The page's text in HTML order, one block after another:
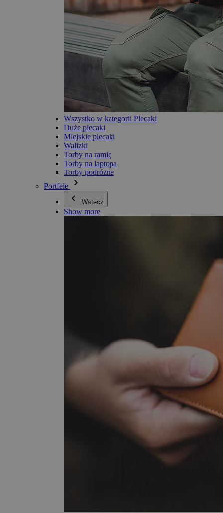
Wszystko w kategorii Plecaki
Duże plecaki
Miejskie plecaki
Walizki
Torby na ramię
Torby na laptopa
Torby podróżne
Portfele
Wstecz
Show more